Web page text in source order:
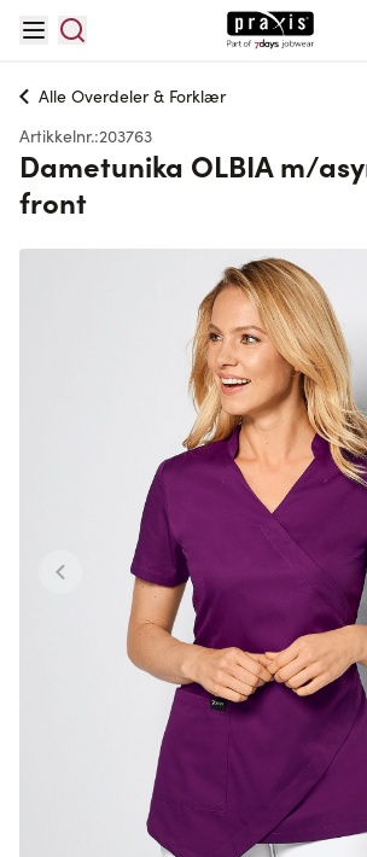
Alle Overdeler & Forklær
Artikkelnr.:203763
Dametunika OLBIA m/
front